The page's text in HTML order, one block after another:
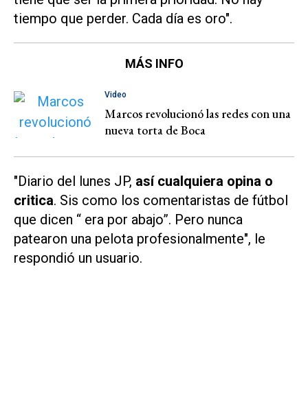
tiempo que perder. Cada día es oro".
MÁS INFO
Video
Marcos revolucionó las redes con una
nueva torta de Boca
"Diario del lunes JP, así cualquiera opina o
critica. Sis como los comentaristas de fútbol
que dicen “ era por abajo”. Pero nunca
patearon una pelota profesionalmente", le
respondió un usuario.